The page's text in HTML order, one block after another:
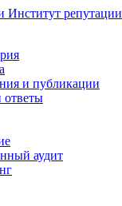
Институт репутации
и публикации
аудит